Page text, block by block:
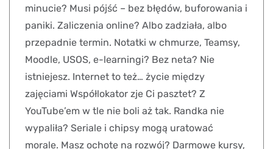
minucie? Musi pójść – bez błędów, buforowania i
paniki. Zaliczenia online? Albo zadziała, albo
przepadnie termin. Notatki w chmurze, Teamsy,
Moodle, USOS, e-learningi? Bez neta? Nie
istniejesz. Internet to też… życie między
zajęciami Współlokator zje Ci pasztet? Z
YouTube’em w tle nie boli aż tak. Randka nie
wypaliła? Seriale i chipsy mogą uratować
morale. Masz ochotę na rozwój? Darmowe kursy,